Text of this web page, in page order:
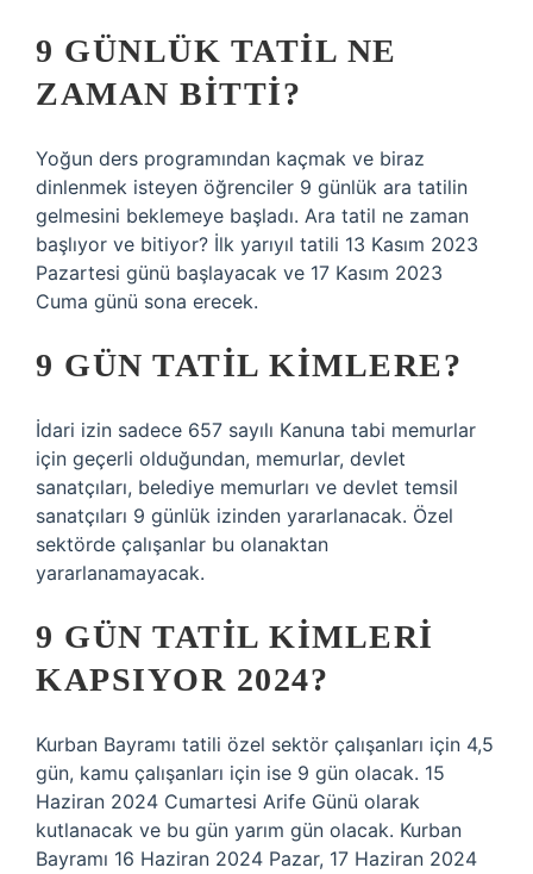
9 GÜNLÜK TATIL NE
ZAMAN BITTI?
Yoğun ders programından kaçmak ve biraz
dinlenmek isteyen öğrenciler 9 günlük ara tatilin
gelmesini beklemeye başladı. Ara tatil ne zaman
başlıyor ve bitiyor? İlk yarıyıl tatili 13 Kasım 2023
Pazartesi günü başlayacak ve 17 Kasım 2023
Cuma günü sona erecek.
9 GÜN TATIL KIMLERE?
İdari izin sadece 657 sayılı Kanuna tabi memurlar
için geçerli olduğundan, memurlar, devlet
sanatçıları, belediye memurları ve devlet temsil
sanatçıları 9 günlük izinden yararlanacak. Özel
sektörde çalışanlar bu olanaktan
yararlanamayacak.
9 GÜN TATIL KIMLERI
KAPSIYOR 2024?
Kurban Bayramı tatili özel sektör çalışanları için 4,5
gün, kamu çalışanları için ise 9 gün olacak. 15
Haziran 2024 Cumartesi Arife Günü olarak
kutlanacak ve bu gün yarım gün olacak. Kurban
Bayramı 16 Haziran 2024 Pazar, 17 Haziran 2024